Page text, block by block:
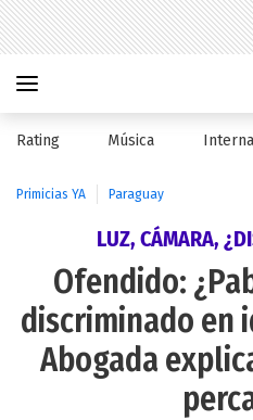
Rating Música
Primicias YA Paraguay
LUZ, CÁMARA,
Ofendido:
discriminado en
Abogada